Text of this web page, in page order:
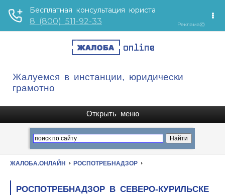
Жалуемся в инстанции, юридически
грамотно
ЖАЛОБА.ОНЛАЙН РОСПОТРЕБНАДЗОР
РОСПОТРЕБНАДЗОР В СЕВЕРО-КУРИЛЬСКЕ